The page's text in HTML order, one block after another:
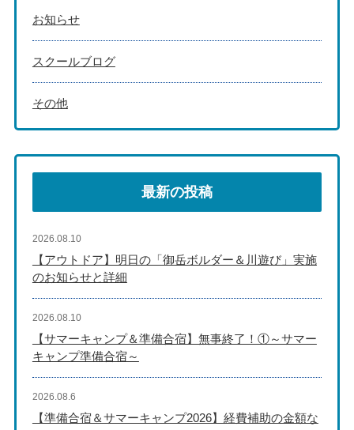
お知らせ
スクールブログ
その他
最新の投稿
【アウトドア】明日の「御岳ボルダー＆川遊び」実施
のお知らせと詳細
2026.08.10
【サマーキャンプ＆準備合宿】無事終了！①～サマー
キャンプ準備合宿～
2026.08.10
【準備合宿＆サマーキャンプ2026】経費補助の金額な
2026.08.6